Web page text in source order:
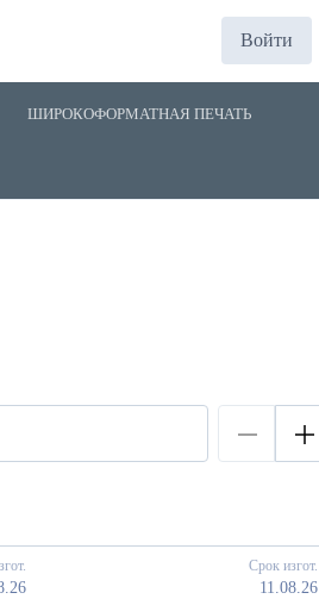
Войти
ШИРОКОФОРМАТНАЯ ПЕЧАТЬ
Срок изгот.
11.08.26